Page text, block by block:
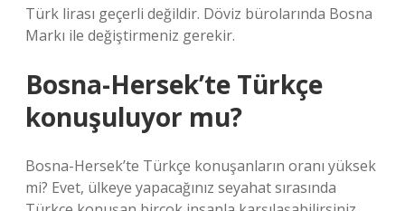
Türk lirası geçerli değildir. Döviz bürolarında Bosna
Markı ile değiştirmeniz gerekir.
Bosna-Hersek’te Türkçe
konuşuluyor mu?
Bosna-Hersek’te Türkçe konuşanların oranı yüksek
mi? Evet, ülkeye yapacağınız seyahat sırasında